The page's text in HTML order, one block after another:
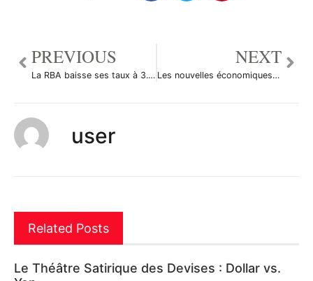
PREVIOUS
La RBA baisse ses taux à 3.25% faisant chuter l’AUDUSD de 0.5%
NEXT
Les nouvelles économiques du marché des changes du 2 octobre 2012
user
Related Posts
Le Théâtre Satirique des Devises : Dollar vs.